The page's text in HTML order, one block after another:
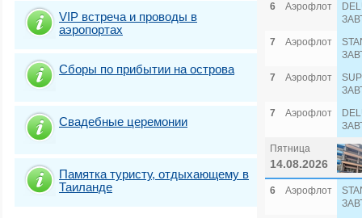
VIP встреча и проводы в
аэропортах
Сборы по прибытии на острова
Свадебные церемонии
Памятка туристу, отдыхающему в
Таиланде
6
Аэрофлот
7
Аэрофлот
7
Аэрофлот
7
Аэрофлот
Пятница
14.08.2026
6 Аэрофлот